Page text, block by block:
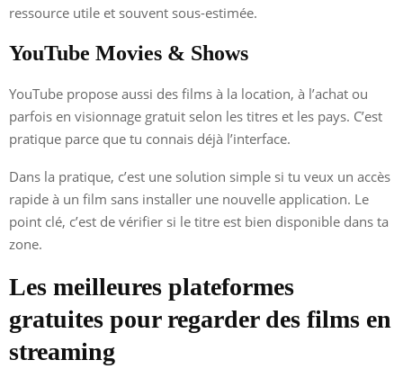
ressource utile et souvent sous-estimée.
YouTube Movies & Shows
YouTube propose aussi des films à la location, à l’achat ou
parfois en visionnage gratuit selon les titres et les pays. C’est
pratique parce que tu connais déjà l’interface.
Dans la pratique, c’est une solution simple si tu veux un accès
rapide à un film sans installer une nouvelle application. Le
point clé, c’est de vérifier si le titre est bien disponible dans ta
zone.
Les meilleures plateformes
gratuites pour regarder des films en
streaming